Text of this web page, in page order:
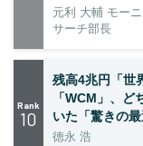
元利 大輔 モー
サーチ部長
Rank
10
残高4兆円「世
「WCM」、
いた「驚きの
徳永 浩